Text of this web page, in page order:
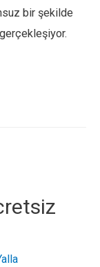
bir şekilde